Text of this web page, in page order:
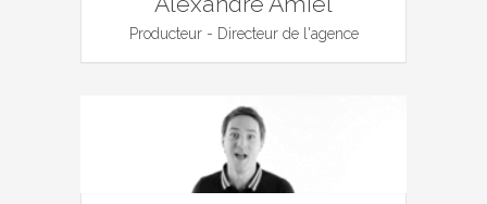
Producteur - Directeur de l'agence